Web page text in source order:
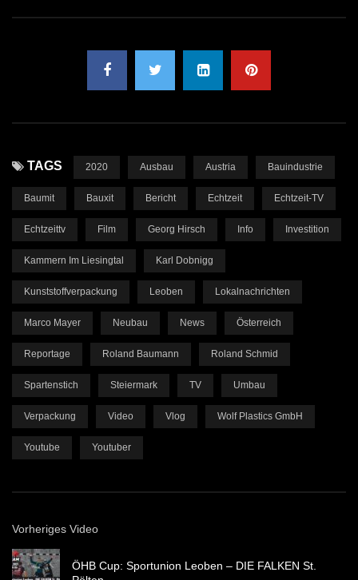
TAGS 2020 Ausbau Austria Bauindustrie
Baumit Bauxit Bericht Echtzeit Echtzeit-TV
Echtzeittv Film Georg Hirsch Info Investition
Kammern Im Liesingtal Karl Dobnigg
Kunststoffverpackung Leoben Lokalnachrichten
Marco Mayer Neubau News Österreich
Reportage Roland Baumann Roland Schmid
Spartenstich Steiermark TV Umbau
Verpackung Video Vlog Wolf Plastics GmbH
Youtube Youtuber
Vorheriges Video
ÖHB Cup: Sportunion Leoben – DIE FALKEN St.